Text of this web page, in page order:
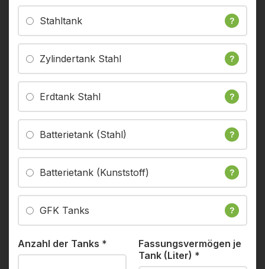
Stahltank ?
Zylindertank Stahl ?
Erdtank Stahl ?
Batterietank (Stahl) ?
Batterietank (Kunststoff) ?
GFK Tanks ?
Anzahl der Tanks *
Fassungsvermögen je
Tank (Liter) *